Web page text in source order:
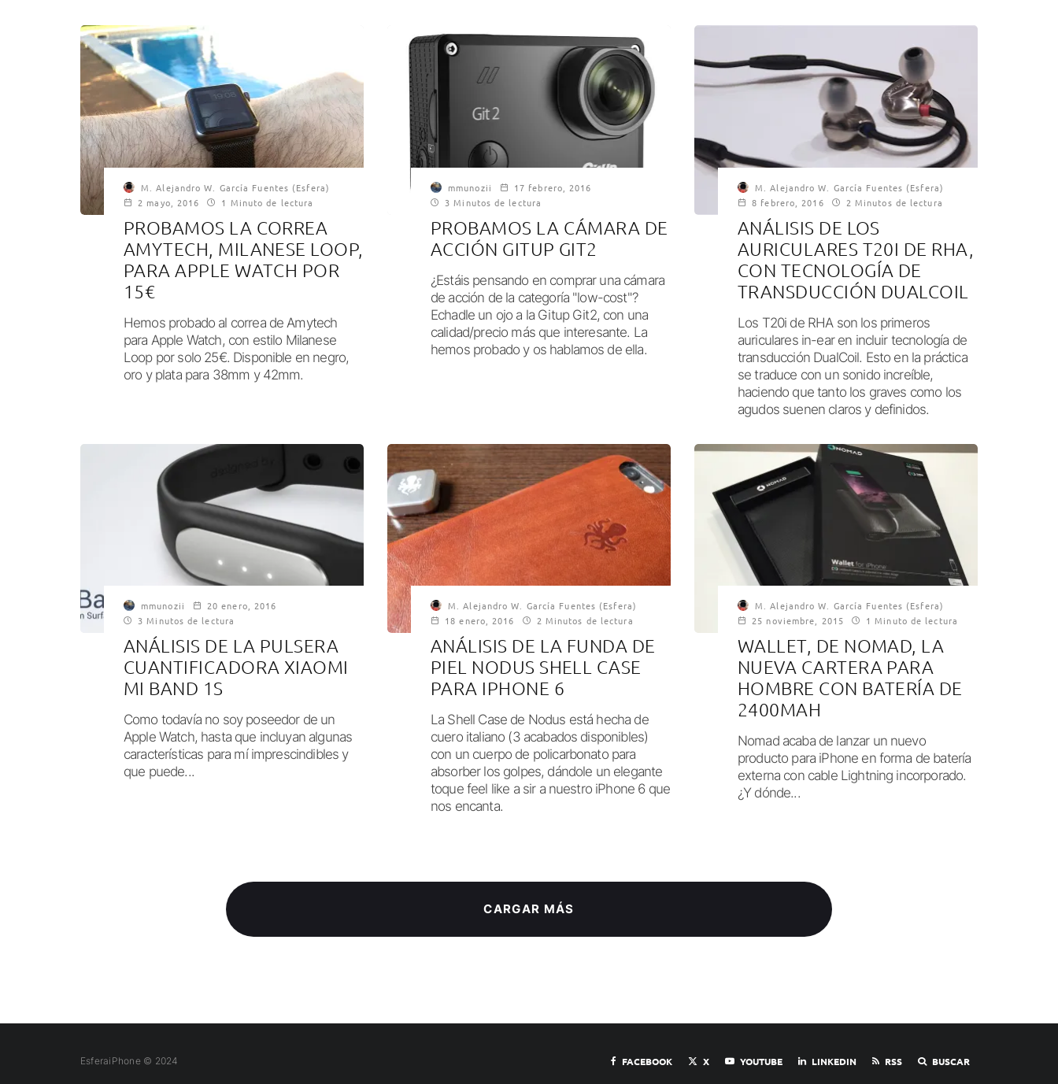
M. Alejandro W. García Fuentes (Esfera)
2 mayo, 2016
1 Minuto de lectura
PROBAMOS LA CORREA
AMYTECH, MILANESE LOOP,
PARA APPLE WATCH POR
15€
Hemos probado al correa de Amytech
para Apple Watch, con estilo Milanese
Loop por solo 25€. Disponible en negro,
oro y plata para 38mm y 42mm.
mmunozii
17 febrero, 2016
3 Minutos de lectura
PROBAMOS LA CÁMARA DE
ACCIÓN GITUP GIT2
¿Estáis pensando en comprar una cámara
de acción de la categoría "low-cost"?
Echadle un ojo a la Gitup Git2, con una
calidad/precio más que interesante. La
hemos probado y os hablamos de ella.
M. Alejandro W. García Fuentes (Esfera)
8 febrero, 2016
2 Minutos de lectura
ANÁLISIS DE LOS
AURICULARES T20I DE RHA,
CON TECNOLOGÍA DE
TRANSDUCCIÓN DUALCOIL
Los T20i de RHA son los primeros
auriculares in-ear en incluir tecnología de
transducción DualCoil. Esto en la práctica
se traduce con un sonido increíble,
haciendo que tanto los graves como los
agudos suenen claros y definidos.
mmunozii
20 enero, 2016
3 Minutos de lectura
ANÁLISIS DE LA PULSERA
CUANTIFICADORA XIAOMI
MI BAND 1S
Como todavía no soy poseedor de un
Apple Watch, hasta que incluyan algunas
características para mí imprescindibles y
que puede...
M. Alejandro W. García Fuentes (Esfera)
18 enero, 2016
2 Minutos de lectura
ANÁLISIS DE LA FUNDA DE
PIEL NODUS SHELL CASE
PARA IPHONE 6
La Shell Case de Nodus está hecha de
cuero italiano (3 acabados disponibles)
con un cuerpo de policarbonato para
absorber los golpes, dándole un elegante
toque feel like a sir a nuestro iPhone 6 que
nos encanta.
M. Alejandro W. García Fuentes (Esfera)
25 noviembre, 2015
1 Minuto de lectura
WALLET, DE NOMAD, LA
NUEVA CARTERA PARA
HOMBRE CON BATERÍA DE
2400MAH
Nomad acaba de lanzar un nuevo
producto para iPhone en forma de batería
externa con cable Lightning incorporado.
¿Y dónde...
CARGAR MÁS
EsferaiPhone © 2024 FACEBOOK X YOUTUBE LINKEDIN RSS BUSCAR